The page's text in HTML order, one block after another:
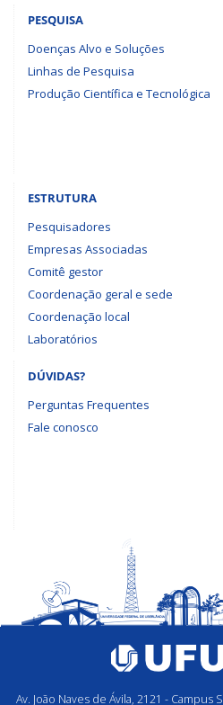
PESQUISA
Doenças Alvo e Soluções
Linhas de Pesquisa
Produção Científica e Tecnológica
ESTRUTURA
Pesquisadores
Empresas Associadas
Comitê gestor
Coordenação geral e sede
Coordenação local
Laboratórios
DÚVIDAS?
Perguntas Frequentes
Fale conosco
Av. João Naves de Ávila, 2121 -